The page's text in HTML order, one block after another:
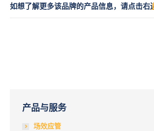
如想了解更多该品牌的产品信息，请点击右
产品与服务
场效应管